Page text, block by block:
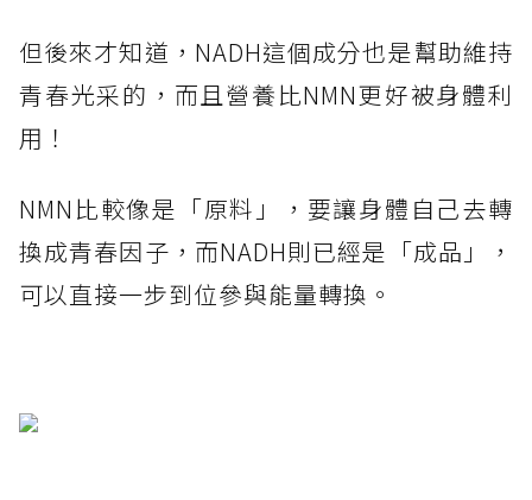
但後來才知道，NADH這個成分也是幫助維持
青春光采的，而且營養比NMN更好被身體利
用！
NMN比較像是「原料」，要讓身體自己去轉
換成青春因子，而NADH則已經是「成品」，
可以直接一步到位參與能量轉換。